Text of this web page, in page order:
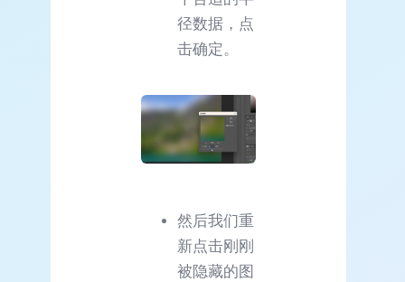
径数据，点
击确定。
然后我们重
新点击刚刚
被隐藏的图